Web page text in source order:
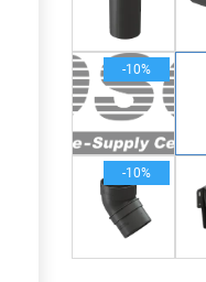
-10%
-10%